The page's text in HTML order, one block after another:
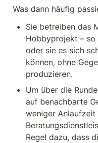
Was dann häufig
Sie betreiben das
Hobbyprojekt –
oder sie es sich
können, ohne
produzieren.
Um über die
auf benachbarte
weniger Anlaufzeit
Regel dazu, dass